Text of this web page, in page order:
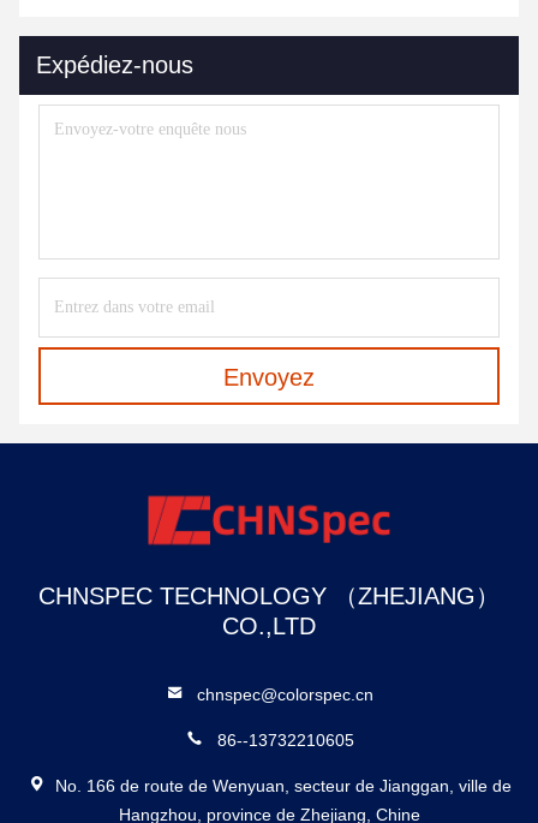
Expédiez-nous
Envoyez
CHNSPEC TECHNOLOGY （ZHEJIANG）
CO.,LTD
chnspec@colorspec.cn
86--13732210605
No. 166 de route de Wenyuan, secteur de Jianggan, ville de
Hangzhou, province de Zhejiang, Chine